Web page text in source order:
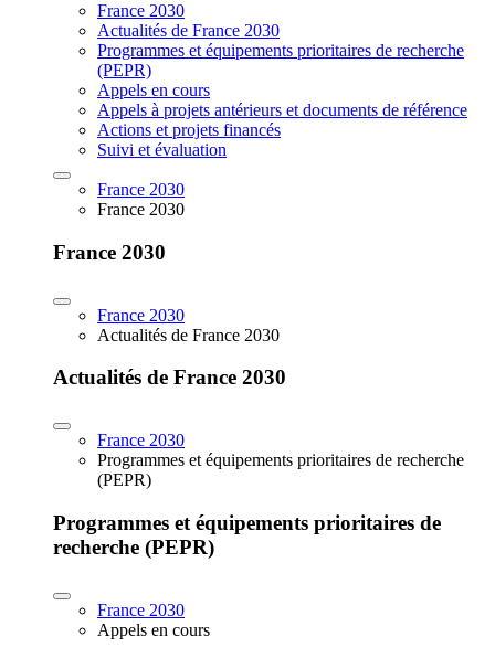
France 2030
Actualités de France 2030
Programmes et équipements prioritaires de recherche
(PEPR)
Appels en cours
Appels à projets antérieurs et documents de référence
Actions et projets financés
Suivi et évaluation
France 2030
France 2030
France 2030
France 2030
Actualités de France 2030
Actualités de France 2030
France 2030
Programmes et équipements prioritaires de recherche
(PEPR)
Programmes et équipements prioritaires de
recherche (PEPR)
France 2030
Appels en cours